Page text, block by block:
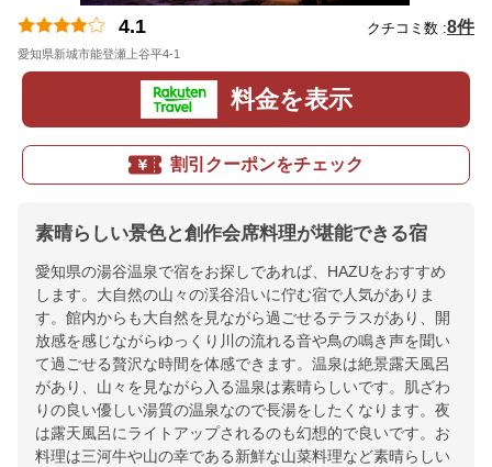
4.1 クチコミ数 :8件
愛知県新城市能登瀬上谷平4-1
料金を表示
割引クーポンをチェック
素晴らしい景色と創作会席料理が堪能できる宿
愛知県の湯谷温泉で宿をお探しであれば、HAZUをおすすめ
します。大自然の山々の渓谷沿いに佇む宿で人気がありま
す。館内からも大自然を見ながら過ごせるテラスがあり、開
放感を感じながらゆっくり川の流れる音や鳥の鳴き声を聞い
て過ごせる贅沢な時間を体感できます。温泉は絶景露天風呂
があり、山々を見ながら入る温泉は素晴らしいです。肌ざわ
りの良い優しい湯質の温泉なので長湯をしたくなります。夜
は露天風呂にライトアップされるのも幻想的で良いです。お
料理は三河牛や山の幸である新鮮な山菜料理など素晴らしい